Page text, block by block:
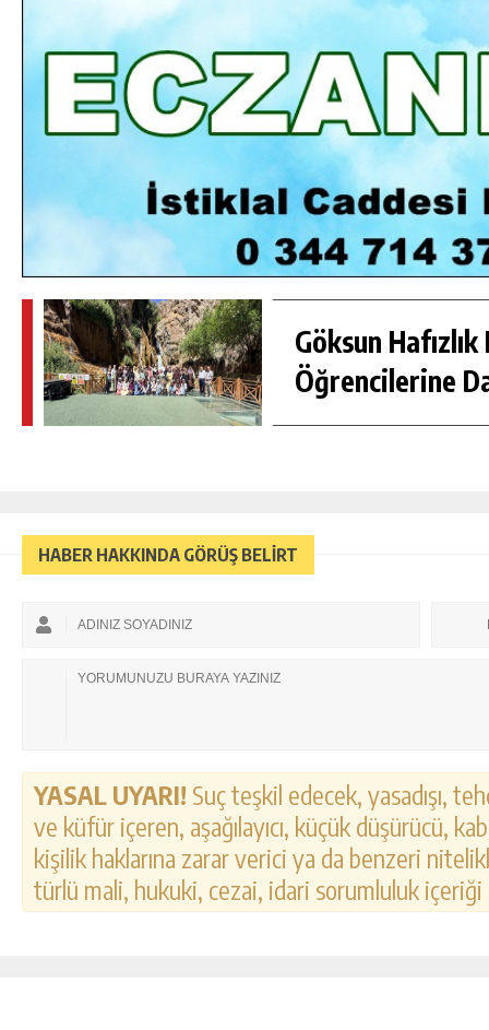
Göksun Hafızlık
Öğrencilerine
HABER HAKKINDA GÖRÜŞ BELİRT
YASAL UYARI! Suç teşkil edecek, yasadışı,
ve küfür içeren, aşağılayıcı, küçük düşürücü,
kişilik haklarına zarar verici ya da benzeri
türlü mali, hukuki, cezai, idari sorumluluk
GÜNLÜK HABER AKIŞI
GÖKSUN HAFIZLIK KIZ KUR’AN KURSU
ÖĞRENCILERINE DARENDE GEZISI.